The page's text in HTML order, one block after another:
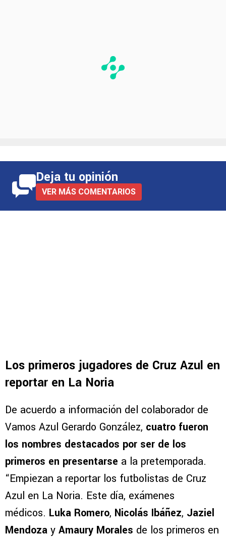
Deja tu opinión
VER MÁS COMENTARIOS
Los primeros jugadores de Cruz Azul en
reportar en La Noria
De acuerdo a información del colaborador de
Vamos Azul Gerardo González, cuatro fueron
los nombres destacados por ser de los
primeros en presentarse a la pretemporada.
“Empiezan a reportar los futbolistas de Cruz
Azul en La Noria. Este día, exámenes
médicos. Luka Romero, Nicolás Ibáñez, Jaziel
Mendoza y Amaury Morales de los primeros en